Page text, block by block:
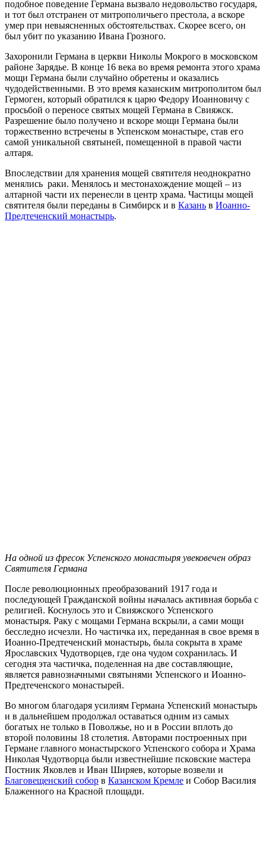
подобное поведение Германа вызвало недовольство государя,
и тот был отстранен от митрополичьего престола, а вскоре
умер при невыясненных обстоятельствах. Скорее всего, он
был убит по указанию Ивана Грозного.
Захоронили Германа в церкви Николы Мокрого в московском
районе Зарядье. В конце 16 века во время ремонта этого храма
мощи Германа были случайно обретены и оказались
чудодейственными. В это время казанским митрополитом был
Гермоген, который обратился к царю Федору Иоанновичу с
просьбой о переносе святых мощей Германа в Свияжск.
Разрешение было получено и вскоре мощи Германа были
торжественно встречены в Успенском монастыре, став его
самой уникальной святыней, помещенной в правой части
алтаря.
Впоследствии для хранения мощей святителя неоднократно
менялись раки. Менялось и местонахождение мощей – из
алтарной части их перенесли в центр храма. Частицы мощей
святителя были переданы в Симбирск и в Казань в Иоанно-
Предтеченский монастырь.
На одной из фресок Успенского монастыря увековечен образ
Святителя Германа
После революционных преобразований 1917 года и
последующей Гражданской войны началась активная борьба с
религией. Коснулось это и Свияжского Успенского
монастыря. Раку с мощами Германа вскрыли, а сами мощи
бесследно исчезли. Но частичка их, переданная в свое время в
Иоанно-Предтеченский монастырь, была сокрыта в храме
Ярославских Чудотворцев, где она чудом сохранилась. И
сегодня эта частичка, поделенная на две составляющие,
является равнозначными святынями Успенского и Иоанно-
Предтеченского монастырей.
Во многом благодаря усилиям Германа Успенский монастырь
и в дальнейшем продолжал оставаться одним из самых
богатых не только в Поволжье, но и в России вплоть до
второй половины 18 столетия. Авторами построенных при
Германе главного монастырского Успенского собора и Храма
Николая Чудотворца были известнейшие псковские мастера
Постник Яковлев и Иван Ширяев, которые возвели и
Благовещенский собор в Казанском Кремле и Собор Василия
Блаженного на Красной площади.